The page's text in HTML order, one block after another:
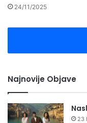
24/11/2025
Najnovije Objave
23